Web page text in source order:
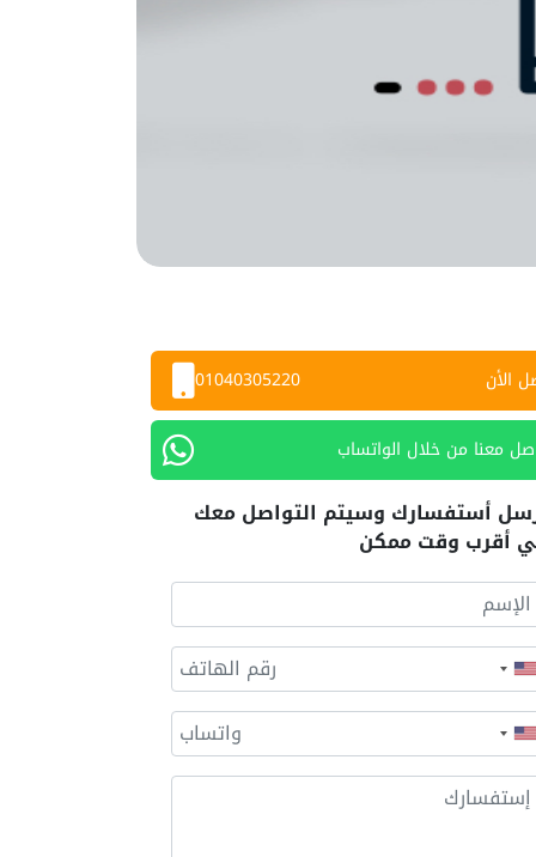
الأن 01040305220
معنا من خلال الواتساب
أستفسارك وسيتم التواصل معك
أقرب وقت ممكن